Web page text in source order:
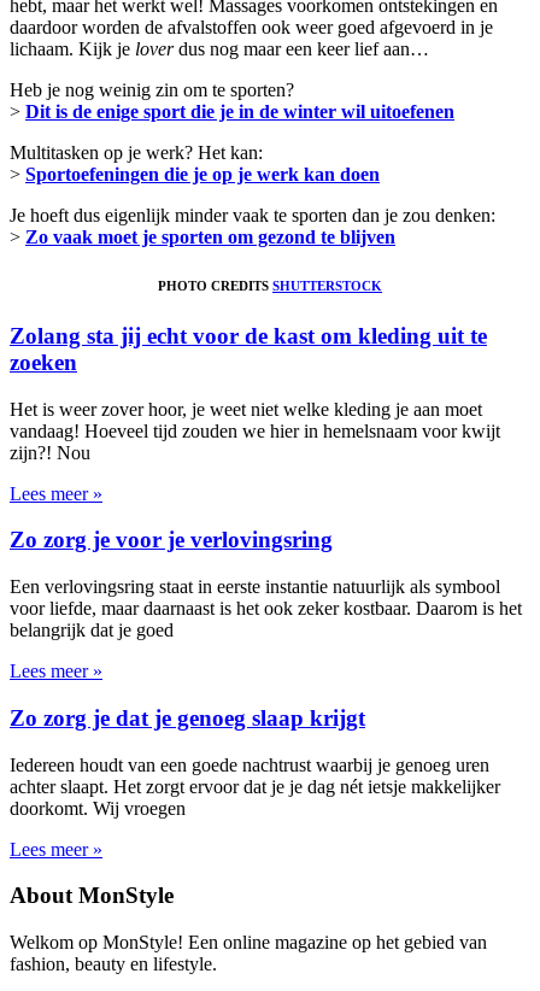
hebt, maar het werkt wel! Massages voorkomen ontstekingen en
daardoor worden de afvalstoffen ook weer goed afgevoerd in je
lichaam. Kijk je loverdus nog maar een keer lief aan…
Heb je nog weinig zin om te sporten?
> Dit is de enige sport die je in de winter wil uitoefenen
Multitasken op je werk? Het kan:
> Sportoefeningen die je op je werk kan doen
Je hoeft dus eigenlijk minder vaak te sporten dan je zou denken:
> Zo vaak moet je sporten om gezond te blijven
PHOTO CREDITS SHUTTERSTOCK
Zolang sta jij echt voor de kast om kleding uit te
zoeken
Het is weer zover hoor, je weet niet welke kleding je aan moet
vandaag! Hoeveel tijd zouden we hier in hemelsnaam voor kwijt
zijn?! Nou
Lees meer »
Zo zorg je voor je verlovingsring
Een verlovingsring staat in eerste instantie natuurlijk als symbool
voor liefde, maar daarnaast is het ook zeker kostbaar. Daarom is het
belangrijk dat je goed
Lees meer »
Zo zorg je dat je genoeg slaap krijgt
Iedereen houdt van een goede nachtrust waarbij je genoeg uren
achter slaapt. Het zorgt ervoor dat je je dag nét ietsje makkelijker
doorkomt. Wij vroegen
Lees meer »
About MonStyle
Welkom op MonStyle! Een online magazine op het gebied van
fashion, beauty en lifestyle.